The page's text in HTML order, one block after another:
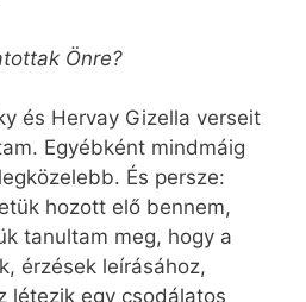
Önre?
és Hervay Gizella verseit
Egyébként mindmáig
És persze:
hozott elő bennem,
tanultam meg, hogy a
érzések leírásához,
létezik egy csodálatos